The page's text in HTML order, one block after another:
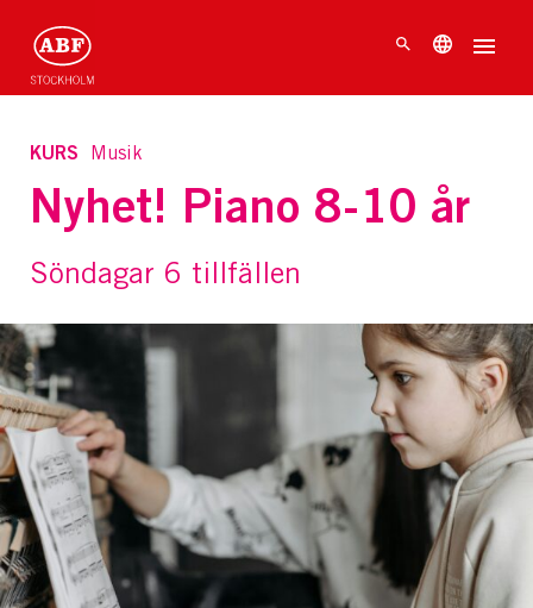
KURS Musik
Nyhet! Piano 8-10 år
Söndagar 6 tillfällen